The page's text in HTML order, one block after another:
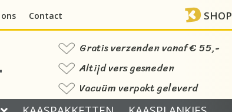
Contact SHOP
Gratis verzenden vanaf € 55,-
Altijd vers gesneden
Vacuüm verpakt geleverd